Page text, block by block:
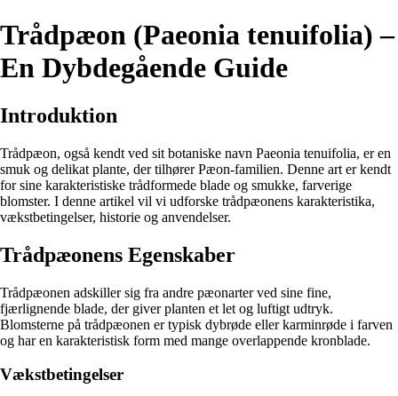
Trådpæon (Paeonia tenuifolia) –
En Dybdegående Guide
Introduktion
Trådpæon, også kendt ved sit botaniske navn Paeonia tenuifolia, er en
smuk og delikat plante, der tilhører Pæon-familien. Denne art er kendt
for sine karakteristiske trådformede blade og smukke, farverige
blomster. I denne artikel vil vi udforske trådpæonens karakteristika,
vækstbetingelser, historie og anvendelser.
Trådpæonens Egenskaber
Trådpæonen adskiller sig fra andre pæonarter ved sine fine,
fjærlignende blade, der giver planten et let og luftigt udtryk.
Blomsterne på trådpæonen er typisk dybrøde eller karminrøde i farven
og har en karakteristisk form med mange overlappende kronblade.
Vækstbetingelser